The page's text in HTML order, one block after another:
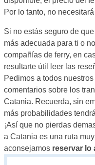
Por lo tanto, no
Si no estás seguro de
más adecuada para ti o
compañías de ferry, en
resultarte útil leer las
Pedimos a todos
comentarios sobre los
Catania. Recuerda, sin
más probabilidades
¡Así que no pierdas
a Catania es una ruta
aconsejamos reservar lo